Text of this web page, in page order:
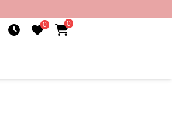
0 0